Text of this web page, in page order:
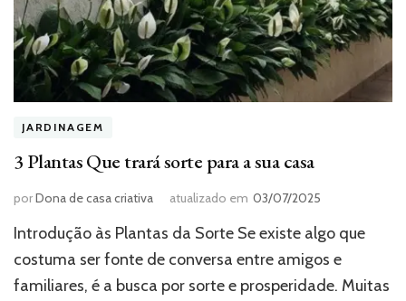
JARDINAGEM
3 Plantas Que trará sorte para a sua casa
porDona de casa criativa atualizado em 03/07/2025
Introdução às Plantas da Sorte Se existe algo que
costuma ser fonte de conversa entre amigos e
familiares, é a busca por sorte e prosperidade. Muitas